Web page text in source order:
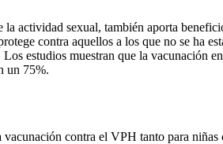
actividad sexual, también aporta
contra aquellos a los que no se ha
estudios muestran que la vacunación
un 75%.
contra el VPH tanto para niñas